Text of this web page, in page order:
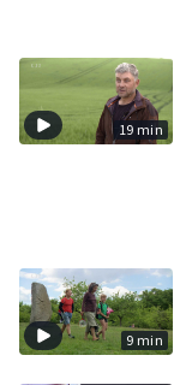
19 min
9 min